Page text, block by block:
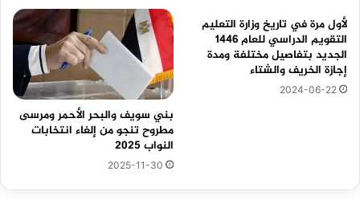
لأول مرة في تاريخ وزارة التعليم
التقويم الدراسي للعام 1446
الجديد بتفاصيل مختلفة ومدة
إجازة الخريف والشتاء
2024-06-22
بني سويف والبحر الأحمر ومرسى
مطروح تنجو من إلغاء انتخابات
النواب 2025
2025-11-30